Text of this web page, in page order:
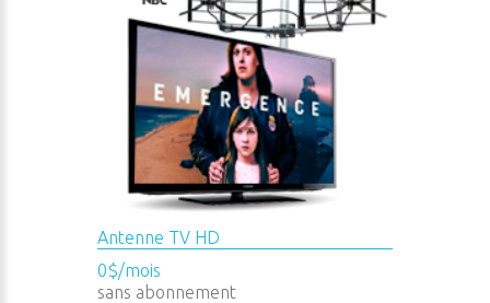
Antenne TV HD
0$/mois
sans abonnement